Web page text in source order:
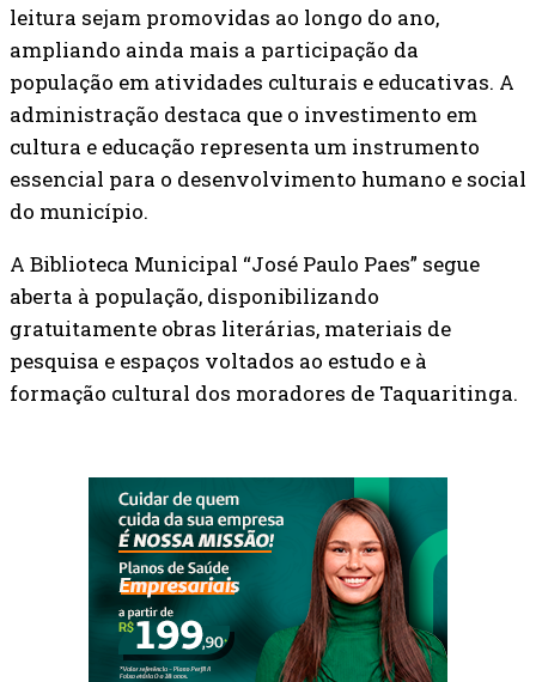
leitura sejam promovidas ao longo do ano,
ampliando ainda mais a participação da
população em atividades culturais e educativas. A
administração destaca que o investimento em
cultura e educação representa um instrumento
essencial para o desenvolvimento humano e social
do município.
A Biblioteca Municipal “José Paulo Paes” segue
aberta à população, disponibilizando
gratuitamente obras literárias, materiais de
pesquisa e espaços voltados ao estudo e à
formação cultural dos moradores de Taquaritinga.